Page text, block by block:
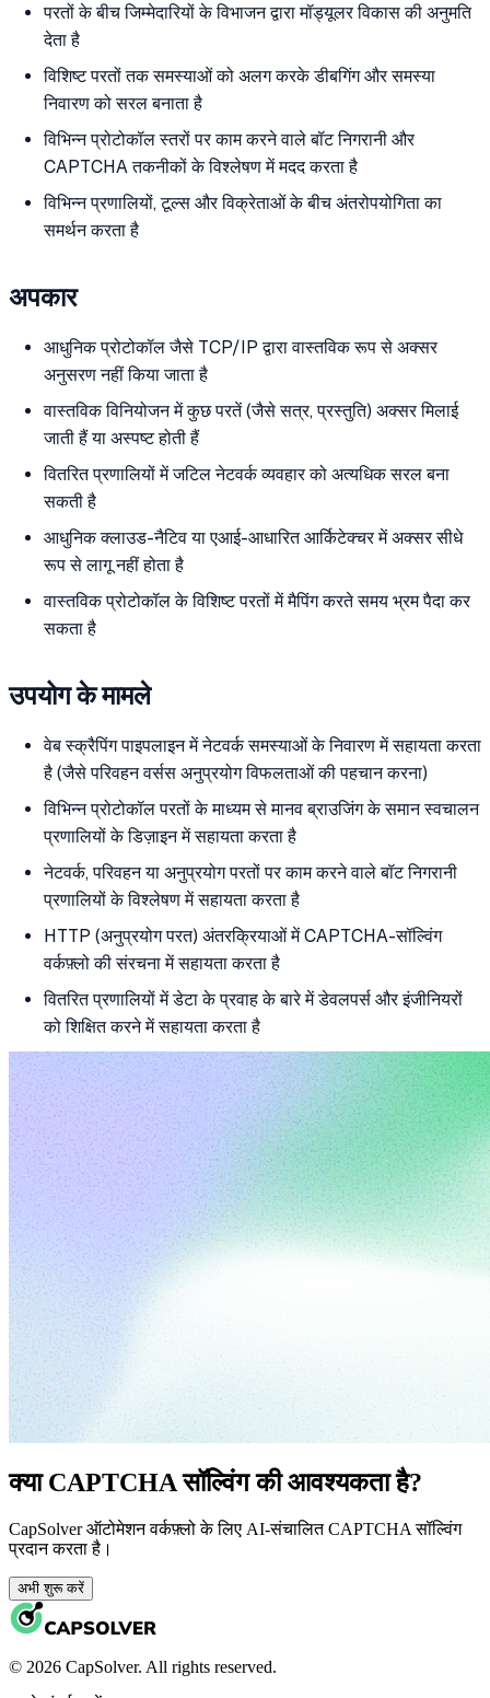
परतों के बीच जिम्मेदारियों के विभाजन द्वारा मॉड्यूलर विकास की अनुमति
देता है
विशिष्ट परतों तक समस्याओं को अलग करके डीबगिंग और समस्या
निवारण को सरल बनाता है
विभिन्न प्रोटोकॉल स्तरों पर काम करने वाले बॉट निगरानी और
CAPTCHA तकनीकों के विश्लेषण में मदद करता है
विभिन्न प्रणालियों, टूल्स और विक्रेताओं के बीच अंतरोपयोगिता का
समर्थन करता है
अपकार
आधुनिक प्रोटोकॉल जैसे TCP/IP द्वारा वास्तविक रूप से अक्सर
अनुसरण नहीं किया जाता है
वास्तविक विनियोजन में कुछ परतें (जैसे सत्र, प्रस्तुति) अक्सर मिलाई
जाती हैं या अस्पष्ट होती हैं
वितरित प्रणालियों में जटिल नेटवर्क व्यवहार को अत्यधिक सरल बना
सकती है
आधुनिक क्लाउड-नैटिव या एआई-आधारित आर्किटेक्चर में अक्सर सीधे
रूप से लागू नहीं होता है
वास्तविक प्रोटोकॉल के विशिष्ट परतों में मैपिंग करते समय भ्रम पैदा कर
सकता है
उपयोग के मामले
वेब स्क्रैपिंग पाइपलाइन में नेटवर्क समस्याओं के निवारण में सहायता करता
है (जैसे परिवहन वर्सस अनुप्रयोग विफलताओं की पहचान करना)
विभिन्न प्रोटोकॉल परतों के माध्यम से मानव ब्राउजिंग के समान स्वचालन
प्रणालियों के डिज़ाइन में सहायता करता है
नेटवर्क, परिवहन या अनुप्रयोग परतों पर काम करने वाले बॉट निगरानी
प्रणालियों के विश्लेषण में सहायता करता है
HTTP (अनुप्रयोग परत) अंतरक्रियाओं में CAPTCHA-सॉल्विंग
वर्कफ़्लो की संरचना में सहायता करता है
वितरित प्रणालियों में डेटा के प्रवाह के बारे में डेवलपर्स और इंजीनियरों
को शिक्षित करने में सहायता करता है
क्या CAPTCHA सॉल्विंग की आवश्यकता है?
CapSolver ऑटोमेशन वर्कफ़्लो के लिए AI-संचालित CAPTCHA सॉल्विंग
प्रदान करता है।
अभी शुरू करें
© 2026 CapSolver. All rights reserved.